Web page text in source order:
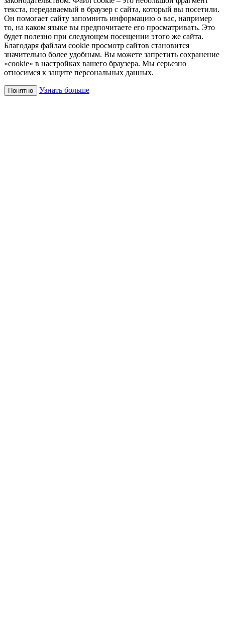
текста, передаваемый в браузер с сайта, который вы посетили.
Он помогает сайту запомнить информацию о вас, например
то, на каком языке вы предпочитаете его просматривать. Это
будет полезно при следующем посещении этого же сайта.
Благодаря файлам cookie просмотр сайтов становится
значительно более удобным. Вы можете запретить сохранение
«cookie» в настройках вашего браузера. Мы серьезно
относимся к защите персональных данных.
Понятно Узнать больше